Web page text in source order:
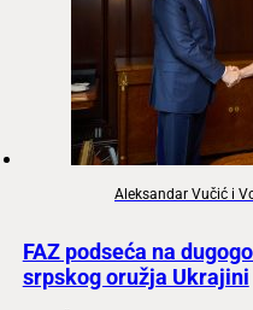
Aleksandar Vučić i
FAZ podseća na
srpskog oružja Ukrajini